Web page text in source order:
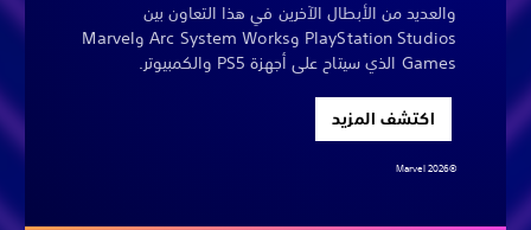
والعديد من الأبطال الآخرين في هذا التعاون بين
PlayStation Studios وArc System Works وMarvel
Games الذي سيتاح على أجهزة PS5 والكمبيوتر.
اكتشف المزيد
©Marvel 2026